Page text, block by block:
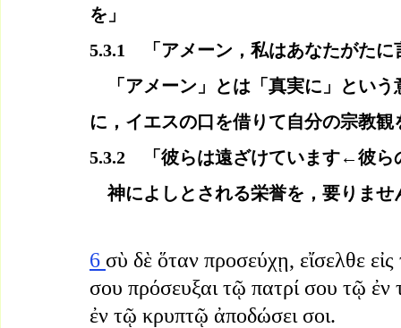
を」
5.3.1　「アメーン，私はあなたがたに
「アメーン」とは「真実に」という
に，イエスの口を借りて自分の宗教
5.3.2　「彼らは遠ざけています←彼ら
神によしとされる栄誉を，要りませ
6 σὺ δὲ ὅταν προσεύχῃ, εἴσελθε
σου πρόσευξαι τῷ πατρί σου τῷ
ἐν τῷ κρυπτῷ ἀποδώσει σοι.